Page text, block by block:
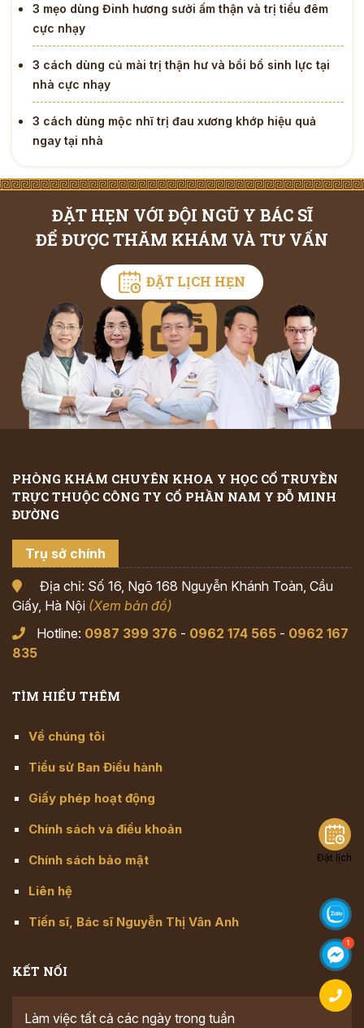
3 mẹo dùng Đinh hương sưởi ấm thận và trị tiểu đêm
cực nhạy
3 cách dùng củ mài trị thận hư và bồi bổ sinh lực tại
nhà cực nhạy
3 cách dùng mộc nhĩ trị đau xương khớp hiệu quả
ngay tại nhà
ĐẶT HẸN VỚI ĐỘI NGŨ Y BÁC SĨ
ĐỂ ĐƯỢC THĂM KHÁM VÀ TƯ VẤN
ĐẶT LỊCH HẸN
PHÒNG KHÁM CHUYÊN KHOA Y HỌC CỔ TRUYỀN
TRỰC THUỘC CÔNG TY CỔ PHẦN NAM Y ĐỖ MINH
ĐƯỜNG
Trụ sở chính
Địa chỉ: Số 16, Ngõ 168 Nguyễn Khánh Toàn, Cầu
Giấy, Hà Nội (Xem bản đồ)
Hotline: 0987 399 376 - 0962 174 565 - 0962 167
835
TÌM HIỂU THÊM
Về chúng tôi
Tiểu sử Ban Điều hành
Giấy phép hoạt động
Chính sách và điều khoản
Chính sách bảo mật
Liên hệ
Tiến sĩ, Bác sĩ Nguyễn Thị Vân Anh
KẾT NỐI
Làm việc tất cả các ngày trong tuần
Đặt lịch